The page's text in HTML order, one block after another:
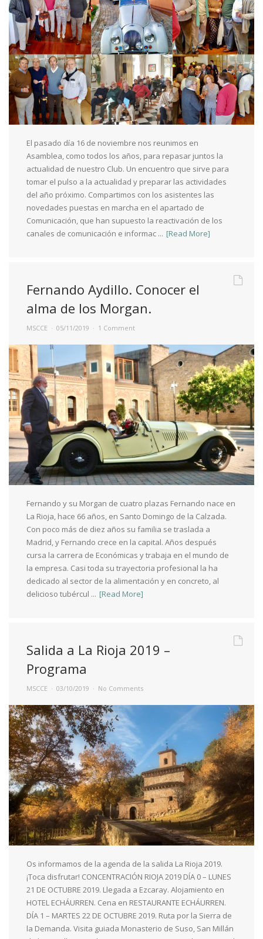
El pasado día 16 de noviembre nos reunimos en
Asamblea, como todos los años, para repasar juntos la
actualidad de nuestro Club. Un encuentro que sirve para
tomar el pulso a la actualidad y preparar las actividades
del año próximo. Compartimos con los asistentes las
novedades puestas en marcha en el apartado de
Comunicación, que han supuesto la reactivación de los
canales de comunicación e informac ... [Read More]
Fernando Aydillo. Conocer el
alma de los Morgan.
MSCCE 05/11/2019 1 Comment
Fernando y su Morgan de cuatro plazas Fernando nace en
La Rioja, hace 66 años, en Santo Domingo de la Calzada.
Con poco más de diez años su familia se traslada a
Madrid, y Fernando crece en la capital. Años después
cursa la carrera de Económicas y trabaja en el mundo de
la empresa. Casi toda su trayectoria profesional la ha
dedicado al sector de la alimentación y en concreto, al
delicioso tubércul ... [Read More]
Salida a La Rioja 2019 –
Programa
MSCCE 03/10/2019 No Comments
Os informamos de la agenda de la salida La Rioja 2019.
¡Toca disfrutar! CONCENTRACIÓN RIOJA 2019 DÍA 0 – LUNES
21 DE OCTUBRE 2019. Llegada a Ezcaray. Alojamiento en
HOTEL ECHÁURREN. Cena en RESTAURANTE ECHÁURREN.
DÍA 1 – MARTES 22 DE OCTUBRE 2019. Ruta por la Sierra de
la Demanda. Visita guiada Monasterio de Suso, San Millán